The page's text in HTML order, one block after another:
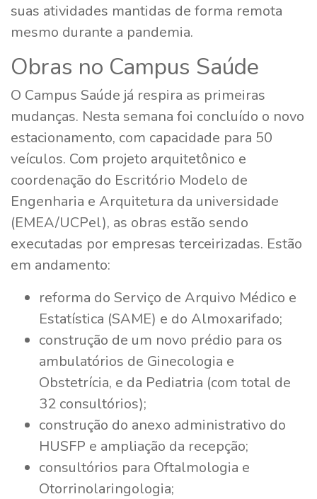
suas atividades mantidas de forma remota
mesmo durante a pandemia.
Obras no Campus Saúde
O Campus Saúde já respira as primeiras
mudanças. Nesta semana foi concluído o novo
estacionamento, com capacidade para 50
veículos. Com projeto arquitetônico e
coordenação do Escritório Modelo de
Engenharia e Arquitetura da universidade
(EMEA/UCPel), as obras estão sendo
executadas por empresas terceirizadas. Estão
em andamento:
reforma do Serviço de Arquivo Médico e
Estatística (SAME) e do Almoxarifado;
construção de um novo prédio para os
ambulatórios de Ginecologia e
Obstetrícia, e da Pediatria (com total de
32 consultórios);
construção do anexo administrativo do
HUSFP e ampliação da recepção;
consultórios para Oftalmologia e
Otorrinolaringologia;